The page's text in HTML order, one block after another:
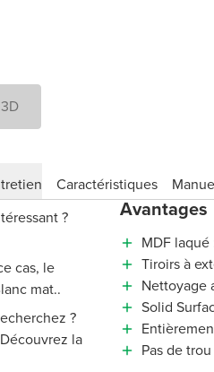
Caractéristiques
?
cas, le
mat..
?
la
Avantages
MDF
Tiroirs à
Nettoyage
Solid
Pas de